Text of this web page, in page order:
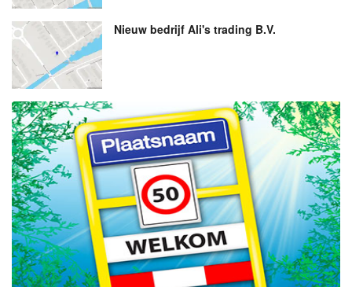
Nieuw bedrijf Ali's trading B.V.